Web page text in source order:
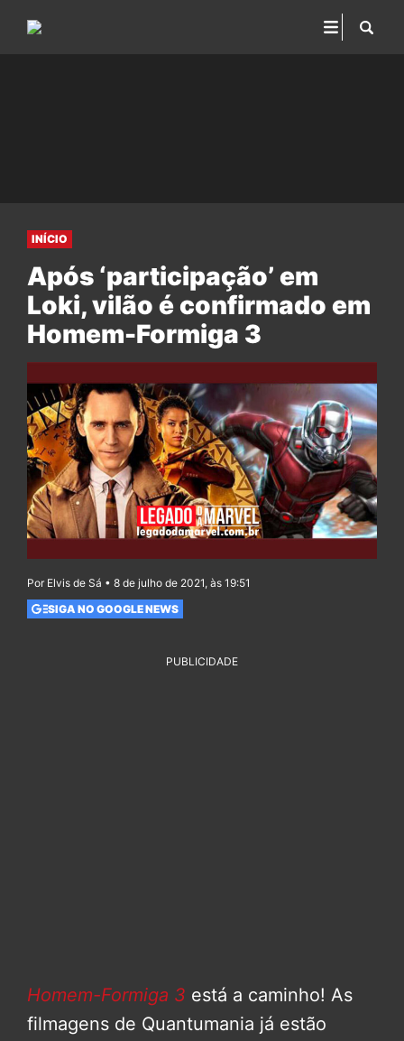
INÍCIO
Após ‘participação’ em
Loki, vilão é confirmado em
Homem-Formiga 3
Por Elvis de Sá • 8 de julho de 2021, às 19:51
SIGA NO GOOGLE NEWS
PUBLICIDADE
Homem-Formiga 3 está a caminho! As
filmagens de Quantumania já estão